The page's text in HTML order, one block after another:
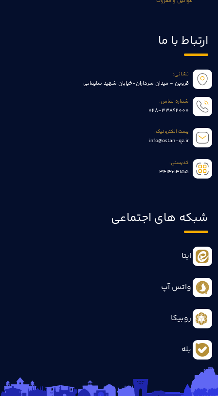
ارتباط با ما
نشانی:
قزوین - میدان سرداران-خیابان شهید سلیمانی
شماره تماس:
028-33892000
پست الکترونیک:
info@ostan-qz.ir
کدپستی:
3414613155
شبکه های اجتماعی
ایتا
واتس آپ
روبیکا
بله